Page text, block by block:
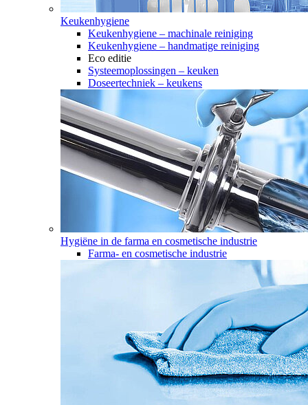
Keukenhygiene
Keukenhygiene – machinale reiniging
Keukenhygiene – handmatige reiniging
Eco editie
Systeemoplossingen – keuken
Doseertechniek – keukens
Hygiëne in de farma en cosmetische industrie
Farma- en cosmetische industrie